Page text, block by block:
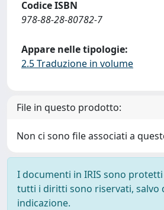
Codice ISBN
978-88-28-80782-7
Appare nelle tipologie:
2.5 Traduzione in volume
File in questo prodotto:
Non ci sono file associati a
I documenti in IRIS sono
tutti i diritti sono riservati, salvo
indicazione.